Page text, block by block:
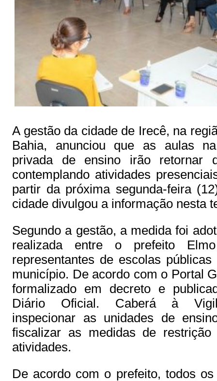
A gestão da cidade de Irecê, na
Bahia, anunciou que as aulas
privada de ensino irão retornar
contemplando atividades
partir da próxima segunda-feira
cidade divulgou a informação nesta
Segundo a gestão, a medida foi
realizada entre o prefeito
representantes de escolas
município. De acordo com o Portal
formalizado em decreto e
Diário Oficial. Caberá à
inspecionar as unidades de
fiscalizar as medidas de
atividades.
De acordo com o prefeito, todos